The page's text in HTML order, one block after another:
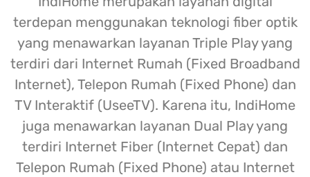
terdepan menggunakan teknologi fiber optik
yang menawarkan layanan Triple Play yang
terdiri dari Internet Rumah (Fixed Broadband
Internet), Telepon Rumah (Fixed Phone) dan
TV Interaktif (UseeTV). Karena itu, IndiHome
juga menawarkan layanan Dual Play yang
terdiri Internet Fiber (Internet Cepat) dan
Telepon Rumah (Fixed Phone) atau Internet